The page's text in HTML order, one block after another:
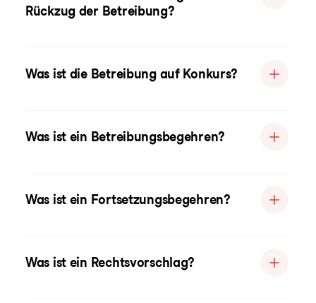
Rückzug der Betreibung?
Was ist die Betreibung auf Konkurs?
Was ist ein Betreibungsbegehren?
Was ist ein Fortsetzungsbegehren?
Was ist ein Rechtsvorschlag?